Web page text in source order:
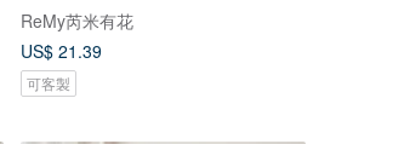
ReMy芮米有花
US$ 21.39
可客製